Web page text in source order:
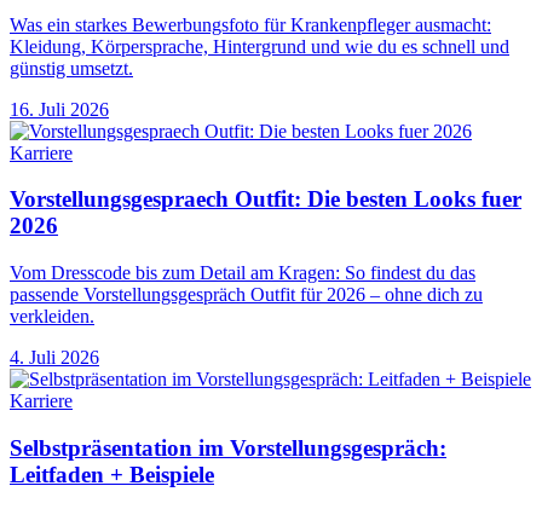
Was ein starkes Bewerbungsfoto für Krankenpfleger ausmacht:
Kleidung, Körpersprache, Hintergrund und wie du es schnell und
günstig umsetzt.
16. Juli 2026
Karriere
Vorstellungsgespraech Outfit: Die besten Looks fuer
2026
Vom Dresscode bis zum Detail am Kragen: So findest du das
passende Vorstellungsgespräch Outfit für 2026 – ohne dich zu
verkleiden.
4. Juli 2026
Karriere
Selbstpräsentation im Vorstellungsgespräch:
Leitfaden + Beispiele